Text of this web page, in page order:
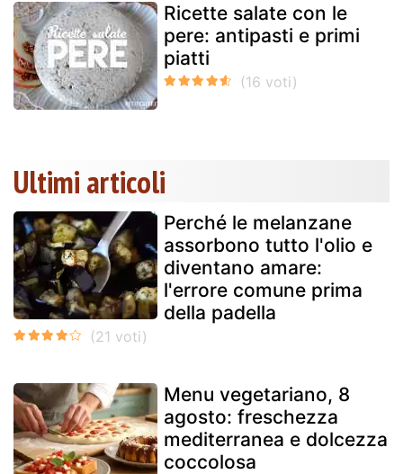
Ricette salate con le
pere: antipasti e primi
piatti
Ultimi articoli
Perché le melanzane
assorbono tutto l'olio e
diventano amare:
l'errore comune prima
della padella
Menu vegetariano, 8
agosto: freschezza
mediterranea e dolcezza
coccolosa